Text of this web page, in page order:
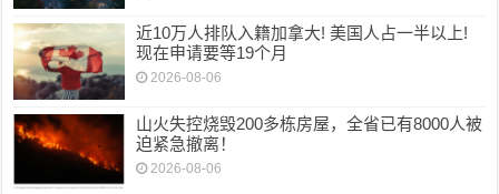
近10万人排队入籍加拿大! 美国人占一半以上!
现在申请要等19个月
2026-08-06
山火失控烧毁200多栋房屋，全省已有8000人被
迫紧急撤离！
2026-08-06